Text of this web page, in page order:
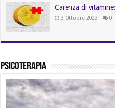
Carenza di
3 Ottobre 2023 0
Psicoterapia